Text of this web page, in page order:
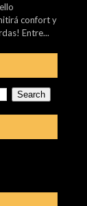
confort y
Entre...